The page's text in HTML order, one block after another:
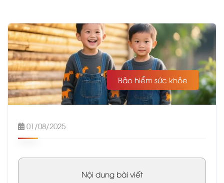
Bảo hiểm sức khỏe
01/08/2025
Nội dung bài viết